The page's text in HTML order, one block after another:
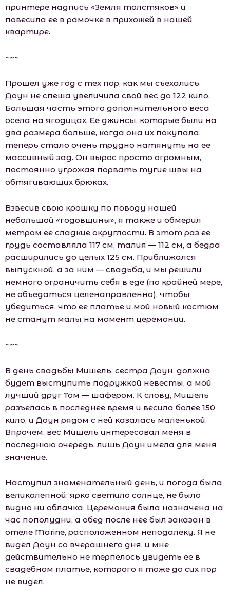
принтере надпись «Земля толстяков» и
повесила ее в рамочке в прихожей в нашей
квартире.
~~~
Прошел уже год с тех пор, как мы съехались.
Доун не спеша увеличила свой вес до 122 кило.
Большая часть этого дополнительного веса
осела на ягодицах. Ее джинсы, которые были на
два размера больше, когда она их покупала,
теперь стало очень трудно натянуть на ее
массивный зад. Он вырос просто огромным,
постоянно угрожая порвать тугие швы на
обтягивающих брюках.
Взвесив свою крошку по поводу нашей
небольшой «годовщины», я также и обмерил
метром ее сладкие округлости. В этот раз ее
грудь составляла 117 см, талия — 112 см, а бедра
расширились до целых 125 см. Приближался
выпускной, а за ним — свадьба, и мы решили
немного ограничить себя в еде (по крайней мере,
не объедаться целенаправленно), чтобы
убедиться, что ее платье и мой новый костюм
не станут малы на момент церемонии.
~~~
В день свадьбы Мишель, сестра Доун, должна
будет выступить подружкой невесты, а мой
лучший друг Том — шафером. К слову, Мишель
разъелась в последнее время и весила более 150
кило, и Доун рядом с ней казалась маленькой.
Впрочем, вес Мишель интересовал меня в
последнюю очередь, лишь Доун имела для меня
значение.
Наступил знаменательный день, и погода была
великолепной: ярко светило солнце, не было
видно ни облачка. Церемония была назначена на
час пополудни, а обед после нее был заказан в
отеле Marine, расположенном неподалеку. Я не
видел Доун со вчерашнего дня, и мне
действительно не терпелось увидеть ее в
свадебном платье, которого я тоже до сих пор
не видел.